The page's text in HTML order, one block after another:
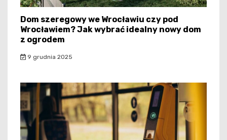
Dom szeregowy we Wrocławiu czy pod
Wrocławiem? Jak wybrać idealny nowy dom
z ogrodem
9 grudnia 2025